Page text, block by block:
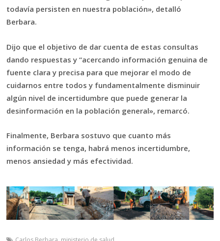
todavía persisten en nuestra población», detalló
Berbara.
Dijo que el objetivo de dar cuenta de estas consultas
dando respuestas y “acercando información genuina de
fuente clara y precisa para que mejorar el modo de
cuidarnos entre todos y fundamentalmente disminuir
algún nivel de incertidumbre que puede generar la
desinformación en la población general», remarcó.
Finalmente, Berbara sostuvo que cuanto más
información se tenga, habrá menos incertidumbre,
menos ansiedad y más efectividad.